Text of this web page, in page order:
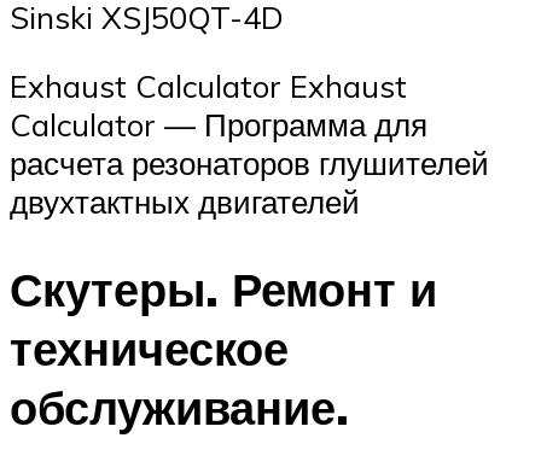
Sinski XSJ50QT-4D
Exhaust Calculator Exhaust
Calculator — Программа для
расчета резонаторов глушителей
двухтактных двигателей
Скутеры. Ремонт и
техническое
обслуживание.